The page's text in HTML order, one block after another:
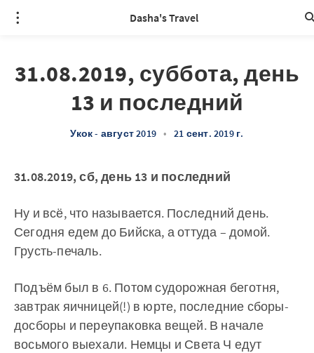
Dasha's Travel
31.08.2019, суббота, день
13 и последний
Укок - август 2019 • 21 сент. 2019 г.
31.08.2019, сб, день 13 и последний
Ну и всё, что называется. Последний день.
Сегодня едем до Бийска, а оттуда – домой.
Грусть-печаль.
Подъём был в 6. Потом судорожная беготня,
завтрак яичницей(!) в юрте, последние сборы-
досборы и переупаковка вещей. В начале
восьмого выехали. Немцы и Света Ч едут